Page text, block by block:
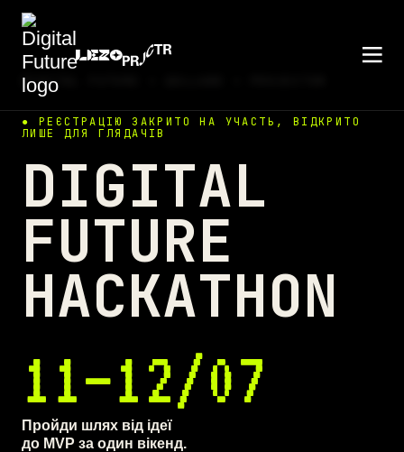
DIGITAL FUTURE × QOLLABE × PROJECTOR
● РЕЄСТРАЦІЮ ЗАКРИТО НА УЧАСТЬ, ВІДКРИТО
ЛИШЕ ДЛЯ ГЛЯДАЧІВ
DIGITAL
FUTURE
HACKATHON
11–12/07
Пройди шлях від ідеї
до MVP за один вікенд.